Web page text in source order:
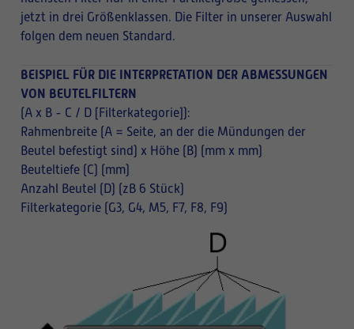
jetzt in drei Größenklassen. Die Filter in unserer Auswahl
folgen dem neuen Standard.
BEISPIEL FÜR DIE INTERPRETATION DER ABMESSUNGEN
VON BEUTELFILTERN
(A x B - C / D [Filterkategorie]):
Rahmenbreite (A = Seite, an der die Mündungen der
Beutel befestigt sind) x Höhe (B) (mm x mm)
Beuteltiefe (C) (mm)
Anzahl Beutel (D) (zB 6 Stück)
Filterkategorie (G3, G4, M5, F7, F8, F9)